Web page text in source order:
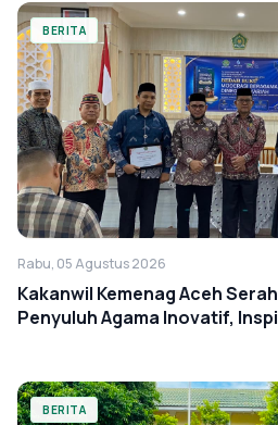
BERITA
Rabu, 05 Agustus 2026
Kakanwil Kemenag Aceh
Penyuluh Agama Inovatif,
BERITA